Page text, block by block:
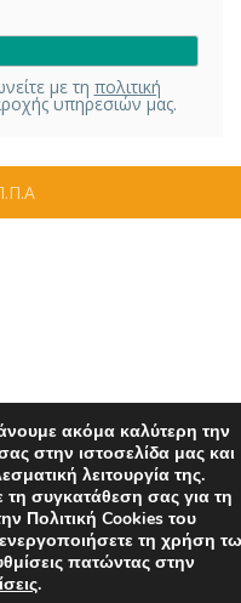
με τη πολιτική
υπηρεσιών μας.
ακόμα καλύτερη την
στην ιστοσελίδα μας και
λειτουργία της.
συγκατάθεση σας για τη
Πολιτική Cookies του
τη χρήση
πατώντας στην
.